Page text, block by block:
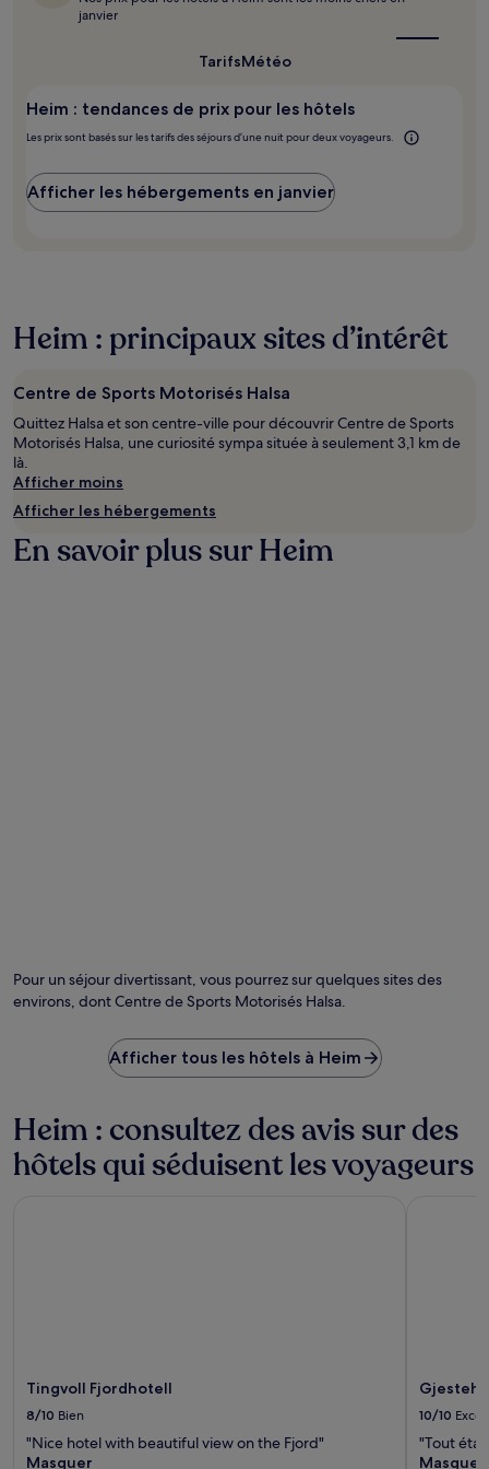
peuvent
le
meilleur
janvier
TarifsMétéo
Heim : tendances de prix pour les hôtels
Les prix sont basés sur les tarifs des séjours d’une nuit pour deux voyageurs.
Afficher les hébergements en janvier
Heim : principaux sites d’intérêt
Centre de Sports Motorisés Halsa
Quittez Halsa et son centre-ville pour découvrir Centre de Sports
Motorisés Halsa, une curiosité sympa située à seulement 3,1 km de
là.
Afficher moins
Afficher les hébergements
En savoir plus sur Heim
Pour un séjour divertissant, vous pourrez sur quelques sites des
environs, dont Centre de Sports Motorisés Halsa.
Afficher tous les hôtels à Heim
Heim : consultez des avis sur des
hôtels qui séduisent les voyageurs
Tingvoll Fjordhotell
8/10 Bien
"Nice hotel with beautiful view on the Fjord"
Masquer
10/10
"Tout
Masquer